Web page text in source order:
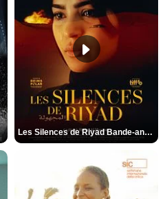
Les Silences de Riyad Bande-annonce VO STFR